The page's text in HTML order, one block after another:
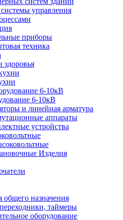
управления
приборы
техника
здоровья
6-10кВ
и линейная арматура
аппараты
устройства
Изделия
общего назначения
таймеры